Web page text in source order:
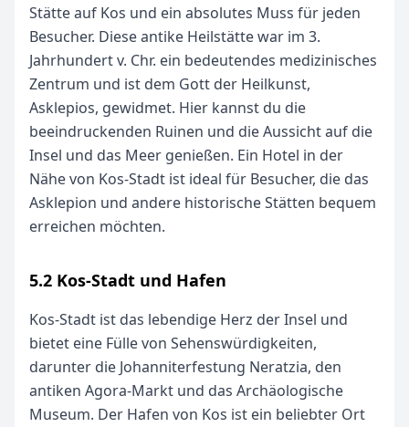
Stätte auf Kos und ein absolutes Muss für jeden
Besucher. Diese antike Heilstätte war im 3.
Jahrhundert v. Chr. ein bedeutendes medizinisches
Zentrum und ist dem Gott der Heilkunst,
Asklepios, gewidmet. Hier kannst du die
beeindruckenden Ruinen und die Aussicht auf die
Insel und das Meer genießen. Ein Hotel in der
Nähe von Kos-Stadt ist ideal für Besucher, die das
Asklepion und andere historische Stätten bequem
erreichen möchten.
5.2 Kos-Stadt und Hafen
Kos-Stadt ist das lebendige Herz der Insel und
bietet eine Fülle von Sehenswürdigkeiten,
darunter die Johanniterfestung Neratzia, den
antiken Agora-Markt und das Archäologische
Museum. Der Hafen von Kos ist ein beliebter Ort